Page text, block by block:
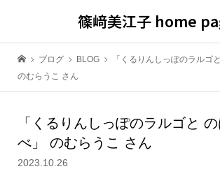
篠﨑美江子 home
ブログ BLOG
「くるりんしっぽのラルゴ
のむらうこ さん
「くるりんしっぽのラルゴと
べ」 のむらうこ さん
2023.10.26